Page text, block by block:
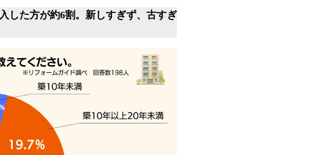
した方が約6割。新しすぎず、古すぎ